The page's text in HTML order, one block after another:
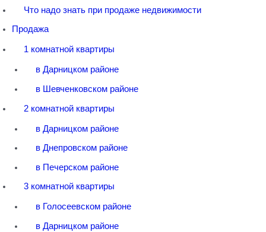
Что надо знать при продаже недвижимости
Продажа
1 комнатной квартиры
в Дарницком районе
в Шевченковском районе
2 комнатной квартиры
в Дарницком районе
в Днепровском районе
в Печерском районе
3 комнатной квартиры
в Голосеевском районе
в Дарницком районе